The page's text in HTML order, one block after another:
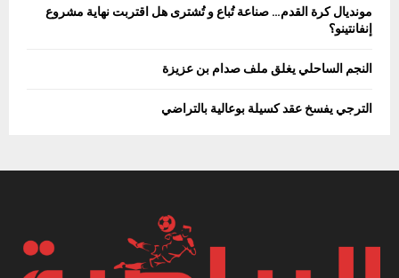
مونديال كرة القدم… صناعة تُباع و تُشترى هل اقتربت نهاية مشروع
إنفانتينو؟
النجم الساحلي يغلق ملف صدام بن عزيزة
الترجي يفسخ عقد كسيلة بوعالية بالتراضي